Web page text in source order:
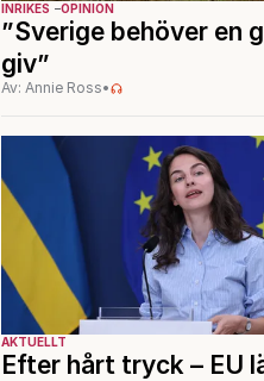
INRIKES OPINION
”Sverige behöver en
giv”
Av: Annie Ross•
AKTUELLT
Efter hårt tryck – EU